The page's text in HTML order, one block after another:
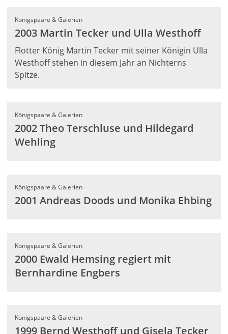
Königspaare & Galerien
2003 Martin Tecker und Ulla Westhoff
Flotter König Martin Tecker mit seiner Königin Ulla
Westhoff stehen in diesem Jahr an Nichterns
Spitze.
Königspaare & Galerien
2002 Theo Terschluse und Hildegard
Wehling
Königspaare & Galerien
2001 Andreas Doods und Monika Ehbing
Königspaare & Galerien
2000 Ewald Hemsing regiert mit
Bernhardine Engbers
Königspaare & Galerien
1999 Bernd Westhoff und Gisela Tecker